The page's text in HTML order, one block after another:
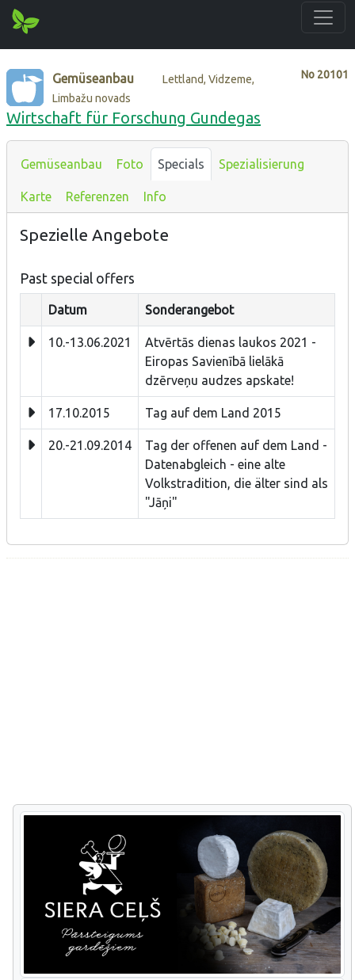
No 20101
Gemüseanbau
Lettland, Vidzeme,
Limbažu novads
Wirtschaft für Forschung Gundegas
Gemüseanbau Foto Specials Spezialisierung
Karte Referenzen Info
Spezielle Angebote
Past special offers
Datum Sonderangebot
10.-13.06.2021
Atvērtās dienas laukos 2021 -
Eiropas Savienībā lielākā
dzērveņu audzes apskate!
17.10.2015 Tag auf dem Land 2015
20.-21.09.2014
Tag der offenen auf dem Land -
Datenabgleich - eine alte
Volkstradition, die älter sind als
"Jāņi"